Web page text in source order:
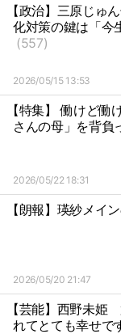
【政治】三原じゅ
化対策の鍵は「今
(557)
2026/05/15 13:53
【特集】 働けど
さんの母」を背負
2026/05/22 18:31
【朗報】瑛紗メイ
2026/05/20 21:47
【芸能】西野未姫
れてとても幸せで